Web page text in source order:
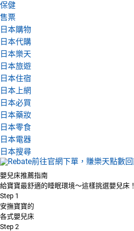
保健
售票
日本購物
日本代購
日本樂天
日本旅遊
日本住宿
日本上網
日本必買
日本藥妝
日本零食
日本電器
日本搜尋
嬰兒床推薦指南
給寶寶最舒適的睡眠環境～這樣挑選嬰兒床！
Step 1
安撫寶寶的
各式嬰兒床
Step2